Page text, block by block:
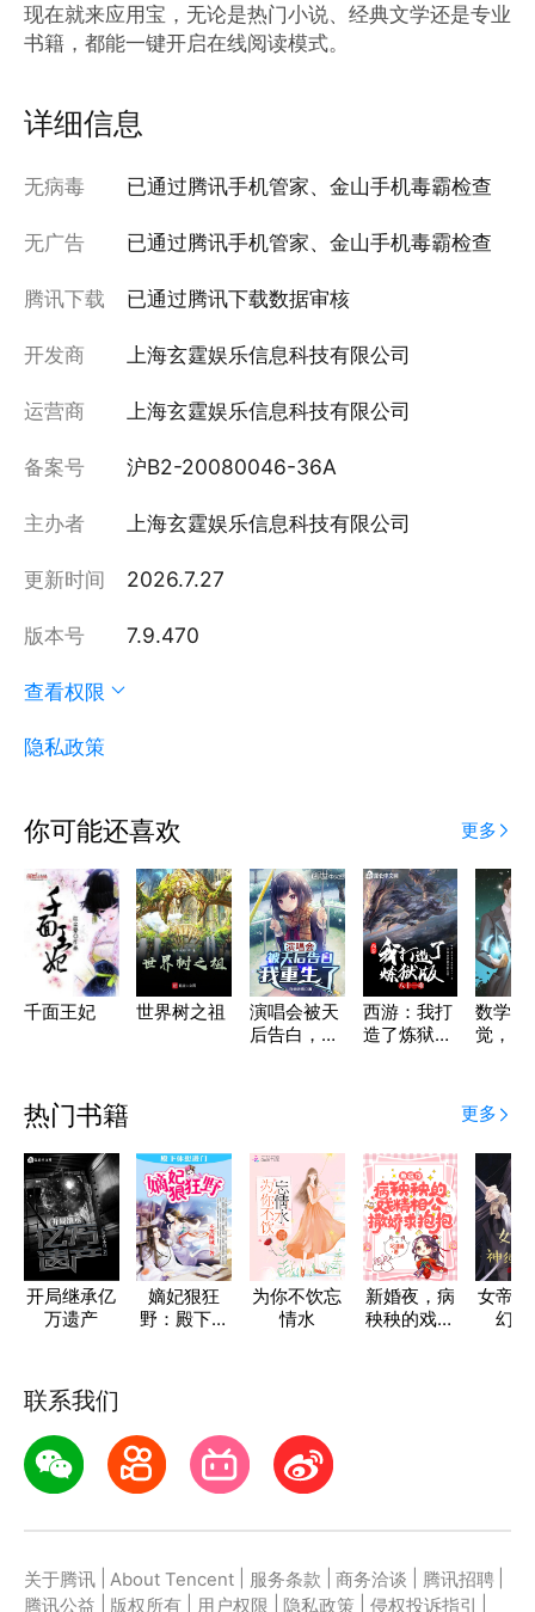
现在就来应用宝，无论是热门小说、经典文学还是专业
书籍，都能一键开启在线阅读模式。
详细信息
无病毒 已通过腾讯手机管家、金山手机毒霸检查
无广告 已通过腾讯手机管家、金山手机毒霸检查
腾讯下载 已通过腾讯下载数据审核
开发商 上海玄霆娱乐信息科技有限公司
运营商 上海玄霆娱乐信息科技有限公司
备案号 沪B2-20080046-36A
主办者 上海玄霆娱乐信息科技有限公司
更新时间 2026.7.27
版本号 7.9.470
查看权限
隐私政策
你可能还喜欢 更多
千面王妃 世界树之祖
演唱会被天
后告白，我
西游：我打
造了炼狱版
数学课
觉，我
热门书籍 更多
开局继承亿
万遗产
嫡妃狠狂
野：殿下休
为你不饮忘
情水
新婚夜，病
秧秧的戏精
女帝
幻
联系我们
关于腾讯 About Tencent 服务条款 商务洽谈 腾讯招聘
腾讯公益
版权所有 用户权限 隐私政策 侵权投诉指引